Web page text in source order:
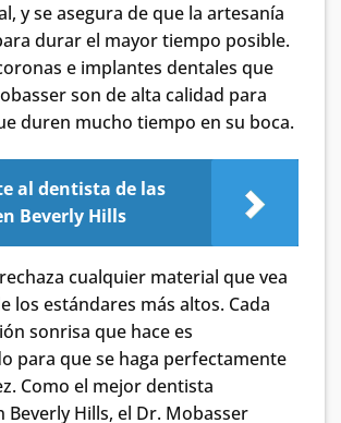
y se asegura de que la artesanía
durar el mayor tiempo posible.
e implantes dentales que
son de alta calidad para
duren mucho tiempo en su boca.
al dentista de las
Beverly Hills
cualquier material que vea
los estándares más altos. Cada
sonrisa que hace es
para que se haga perfectamente
Como el mejor dentista
Beverly Hills, el Dr. Mobasser